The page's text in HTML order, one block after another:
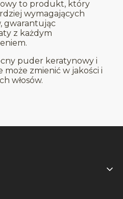
to produkt, który
wymagających
gwarantując
z każdym
puder keratynowy i
może zmienić w jakości i
włosów.